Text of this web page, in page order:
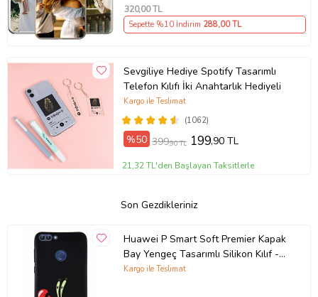
320,00 TL
Sepette %10 İndirim 288,00 TL
Sevgiliye Hediye Spotify Tasarımlı
Telefon Kılıfı İki Anahtarlık Hediyeli
(1062)
Kargo ile Teslimat
%50 399,90 TL 199,90 TL
21,32 TL'den Başlayan Taksitlerle
Son Gezdikleriniz
Huawei P Smart Soft Premier Kapak
Bay Yengeç Tasarımlı Silikon Kılıf -
Siyah (Şeffaf)
Kargo ile Teslimat